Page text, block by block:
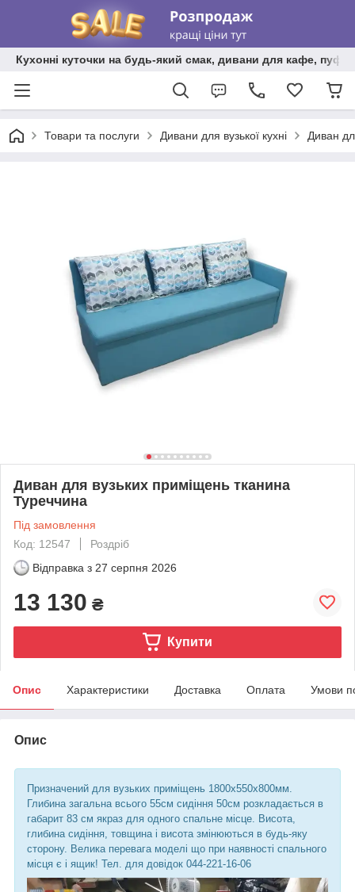
Кухонні куточки на будь-який смак, дивани для кафе,
Товари та послуги Дивани для вузької кухні Диван
Диван для вузьких приміщень тканина
Туреччина
Під замовлення
Код: 12547
Роздріб
Відправка з 27 серпня 2026
13 130 ₴
Купити
Опис Характеристики Доставка Оплата Умови
Опис
Призначений для вузьких приміщень 1800х550х800мм.
Глибина загальна всього 55см сидіння 50см розкладається в
габарит 83 см якраз для одного спальне місце. Висота,
глибина сидіння, товщина і висота змінюються в будь-яку
сторону. Велика перевага моделі що при наявності спального
місця є і ящик! Тел. для довідок 044-221-16-06